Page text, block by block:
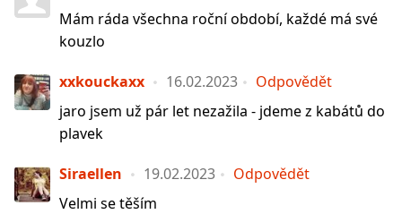
Mám ráda všechna roční období, každé má své
kouzlo
xxkouckaxx 16.02.2023
Odpovědět
jaro jsem už pár let nezažila - jdeme z kabátů do
plavek
Siraellen 19.02.2023
Odpovědět
Velmi se těším